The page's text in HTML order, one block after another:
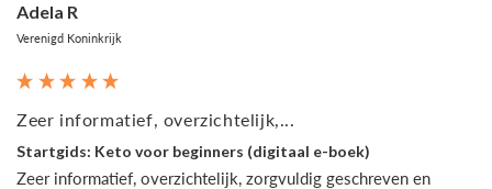
Adela R
Verenigd Koninkrijk
Zeer informatief, overzichtelijk,...
Startgids: Keto voor beginners (digitaal e-boek)
Zeer informatief, overzichtelijk, zorgvuldig geschreven en